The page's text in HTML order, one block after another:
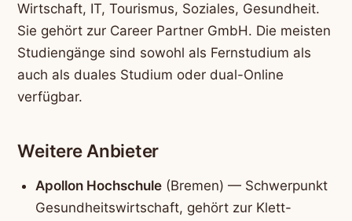
Wirtschaft, IT, Tourismus, Soziales, Gesundheit.
Sie gehört zur Career Partner GmbH. Die meisten
Studiengänge sind sowohl als Fernstudium als
auch als duales Studium oder dual-Online
verfügbar.
Weitere Anbieter
Apollon Hochschule(Bremen) — Schwerpunkt
Gesundheitswirtschaft, gehört zur Klett-